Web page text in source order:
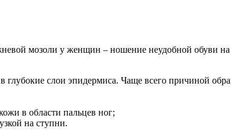
мозоли у женщин – ношение неудобной обуви на
слои эпидермиса. Чаще всего причиной
в области пальцев ног;
на ступни.